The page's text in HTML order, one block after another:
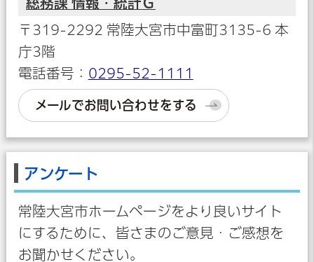
総務課 情報・統計Ｇ
〒319-2292 常陸大宮市中富町3135-6 本
庁3階
電話番号： 0295-52-1111
メールでお問い合わせをする
アンケート
常陸大宮市ホームページをより良いサイト
にするために、皆さまのご意見・ご感想を
お聞かせください。